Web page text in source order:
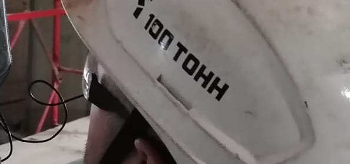
сварки
создания неразъемных соединений. Без нее невозможно
оборудования, емкостей и трубопроводов обычно
чаще применяется при серийном производстве той или иной продукции.